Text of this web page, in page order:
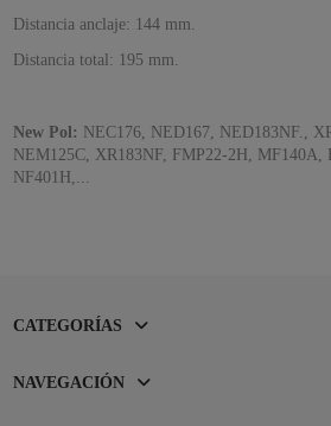
Distancia anclaje: 144 mm.
Distancia total: 195 mm.
New Pol: NEC176, NED167, NED183NF.,
NEM125C, XR183NF, FMP22-2H, MF140A,
NF401H,...
CATEGORÍAS
NAVEGACIÓN